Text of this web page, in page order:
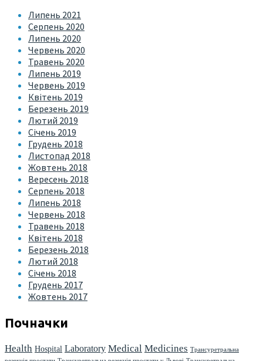
Липень 2021
Серпень 2020
Липень 2020
Червень 2020
Травень 2020
Липень 2019
Червень 2019
Квітень 2019
Березень 2019
Лютий 2019
Січень 2019
Грудень 2018
Листопад 2018
Жовтень 2018
Вересень 2018
Серпень 2018
Липень 2018
Червень 2018
Травень 2018
Квітень 2018
Березень 2018
Лютий 2018
Січень 2018
Грудень 2017
Жовтень 2017
Почначки
Health Hospital Laboratory Medical Medicines Трансуретральна